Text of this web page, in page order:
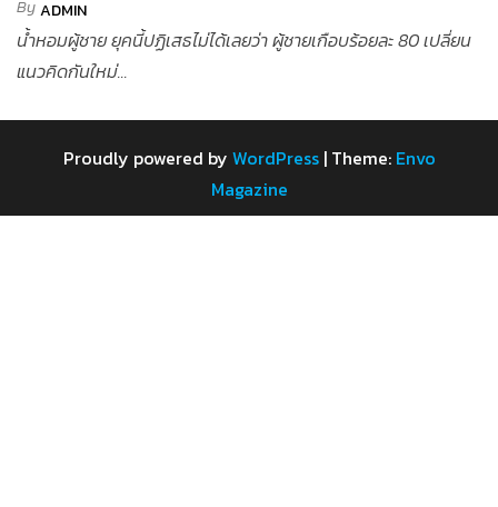
ByADMIN
น้ำหอมผู้ชาย ยุคนี้ปฏิเสธไม่ได้เลยว่า ผู้ชายเกือบร้อยละ 80 เปลี่ยน
แนวคิดกันใหม่...
Proudly powered by WordPress | Theme: Envo
Magazine